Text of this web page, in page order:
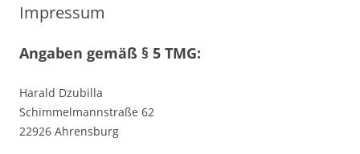
Impressum
Angaben gemäß § 5 TMG:
Harald Dzubilla
Schimmelmannstraße 62
22926 Ahrensburg